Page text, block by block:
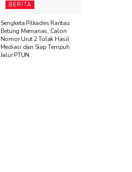
BERITA
Sengketa Pilkades Rantau
Betung Memanas, Calon
Nomor Urut 2 Tolak Hasil
Mediasi dan Siap Tempuh
Jalur PTUN